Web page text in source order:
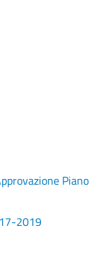
Piano
2019